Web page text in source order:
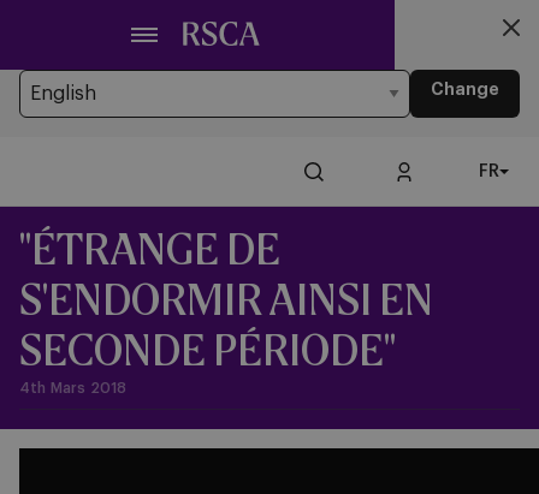
contenu
principal
Looking for another Language?
Change
FR
"ÉTRANGE DE
S'ENDORMIR AINSI EN
SECONDE PÉRIODE"
4th Mars 2018